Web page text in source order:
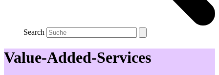
Search
Value-Added-Services